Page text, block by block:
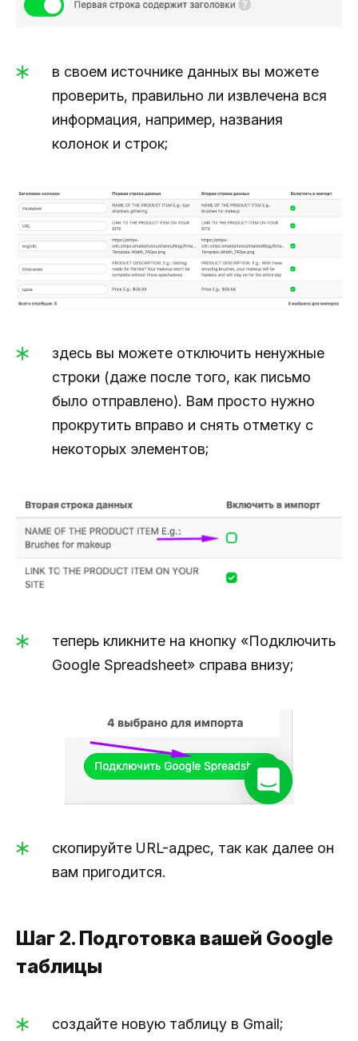
в своем источнике данных вы можете
проверить, правильно ли извлечена вся
информация, например, названия
колонок и строк;
здесь вы можете отключить ненужные
строки (даже после того, как письмо
было отправлено). Вам просто нужно
прокрутить вправо и снять отметку с
некоторых элементов;
теперь кликните на кнопку «Подключить
Google Spreadsheet» справа внизу;
скопируйте URL-адрес, так как далее он
вам пригодится.
Шаг 2. Подготовка вашей Google
таблицы
создайте новую таблицу в Gmail;